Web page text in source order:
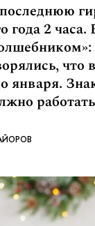
года 2
что
января.